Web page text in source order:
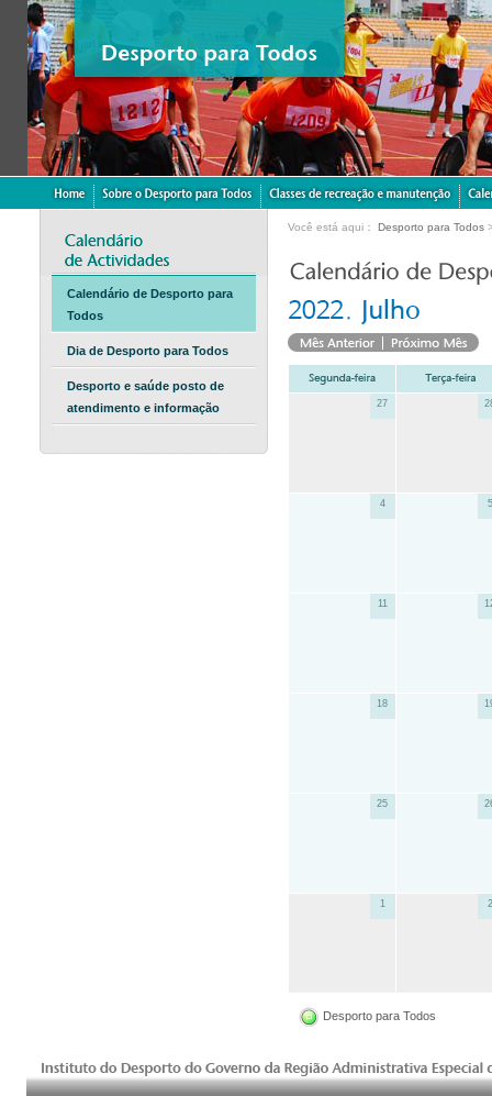
Calendário de Desporto para
Todos
Dia de Desporto para Todos
Desporto e saúde posto de
atendimento e informação
Você está aqui： Desporto para Todos
27
4 5
11
18
25
1 2
Desporto para Todos